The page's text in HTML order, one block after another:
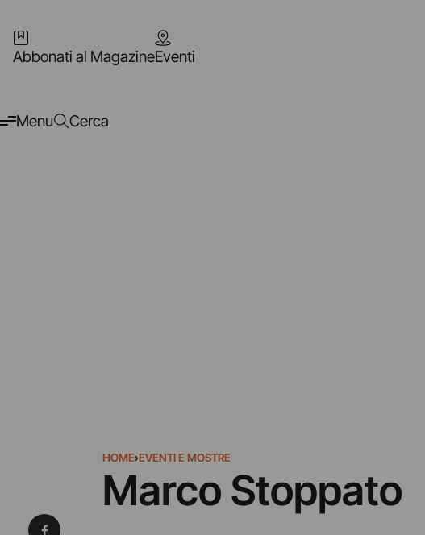
Abbonati al MagazineEventi
Menu Cerca
HOME›EVENTI E MOSTRE
Marco Stoppato
Condividi su Facebook